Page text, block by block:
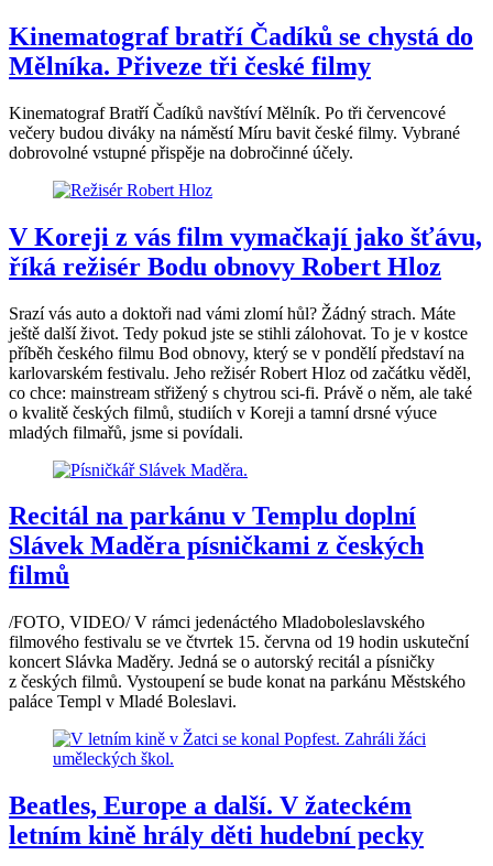
Kinematograf bratří Čadíků se chystá do
Mělníka. Přiveze tři české filmy
Kinematograf Bratří Čadíků navštíví Mělník. Po tři červencové
večery budou diváky na náměstí Míru bavit české filmy. Vybrané
dobrovolné vstupné přispěje na dobročinné účely.
V Koreji z vás film vymačkají jako šťávu,
říká režisér Bodu obnovy Robert Hloz
Srazí vás auto a doktoři nad vámi zlomí hůl? Žádný strach. Máte
ještě další život. Tedy pokud jste se stihli zálohovat. To je v kostce
příběh českého filmu Bod obnovy, který se v pondělí představí na
karlovarském festivalu. Jeho režisér Robert Hloz od začátku věděl,
co chce: mainstream střižený s chytrou sci-fi. Právě o něm, ale také
o kvalitě českých filmů, studiích v Koreji a tamní drsné výuce
mladých filmařů, jsme si povídali.
Recitál na parkánu v Templu doplní
Slávek Maděra písničkami z českých
filmů
/FOTO, VIDEO/ V rámci jedenáctého Mladoboleslavského
filmového festivalu se ve čtvrtek 15. června od 19 hodin uskuteční
koncert Slávka Maděry. Jedná se o autorský recitál a písničky
z českých filmů. Vystoupení se bude konat na parkánu Městského
paláce Templ v Mladé Boleslavi.
Beatles, Europe a další. V žateckém
letním kině hrály děti hudební pecky